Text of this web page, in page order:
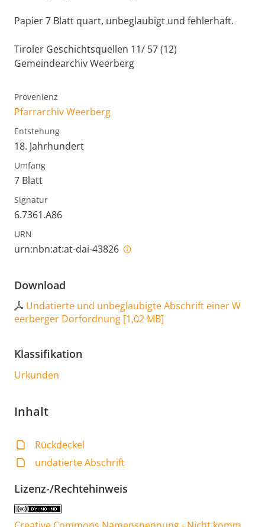
Papier 7 Blatt quart, unbeglaubigt und fehlerhaft.
Tiroler Geschichtsquellen 11/ 57 (12)
Gemeindearchiv Weerberg
Provenienz
Pfarrarchiv Weerberg
Entstehung
18. Jahrhundert
Umfang
7 Blatt
Signatur
6.7361.A86
URN
urn:nbn:at:at-dai-43826
Download
Undatierte und unbeglaubigte Abschrift einer W
eerberger Dorfordnung [1,02 MB]
Klassifikation
Urkunden
Inhalt
Rückdeckel
undatierte Abschrift
Lizenz-/Rechtehinweis